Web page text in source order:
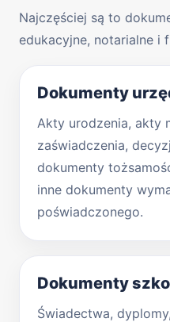
Najczęściej są to
edukacyjne, notarialne i
Dokumenty
Akty urodzenia, akty
zaświadczenia,
dokumenty
inne dokumenty
poświadczonego.
Dokumenty
Świadectwa,